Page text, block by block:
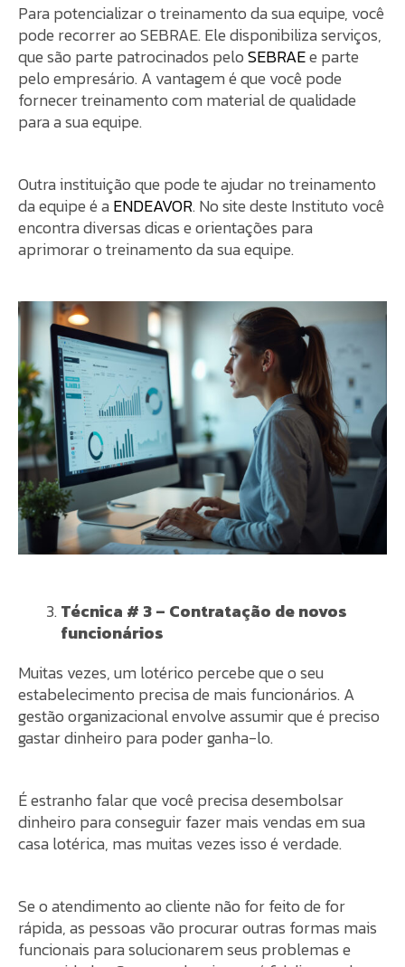
Para potencializar o treinamento da sua equipe, você
pode recorrer ao SEBRAE. Ele disponibiliza serviços,
que são parte patrocinados peloSEBRAEe parte
pelo empresário. A vantagem é que você pode
fornecer treinamento com material de qualidade
para a sua equipe.
Outra instituição que pode te ajudar no treinamento
da equipe é aENDEAVOR. No site deste Instituto você
encontra diversas dicas e orientações para
aprimorar o treinamento da sua equipe.
Técnica # 3 – Contratação de novos
funcionários
Muitas vezes, um lotérico percebe que o seu
estabelecimento precisa de mais funcionários. A
gestão organizacional envolve assumir que é preciso
gastar dinheiro para poder ganha-lo.
É estranho falar que você precisa desembolsar
dinheiro para conseguir fazer mais vendas em sua
casa lotérica, mas muitas vezes isso é verdade.
Se o atendimento ao cliente não for feito de for
rápida, as pessoas vão procurar outras formas mais
funcionais para solucionarem seus problemas e